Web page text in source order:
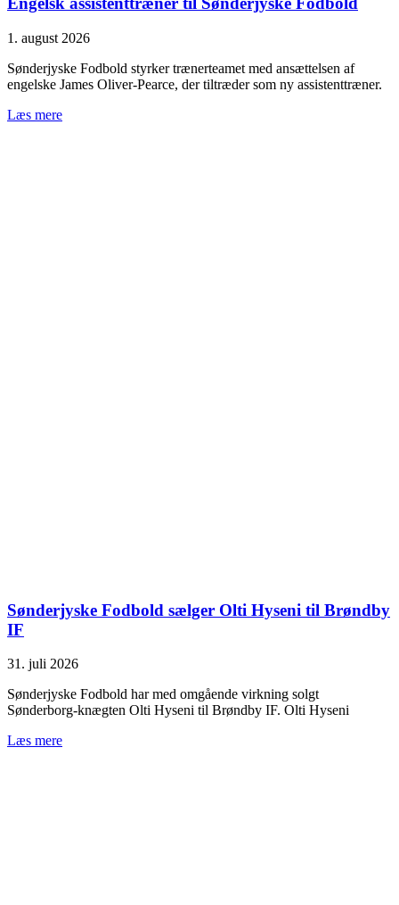
1. august 2026
Sønderjyske Fodbold styrker trænerteamet med ansættelsen af
engelske James Oliver-Pearce, der tiltræder som ny assistenttræner.
Læs mere
Sønderjyske Fodbold sælger Olti Hyseni til Brøndby
IF
31. juli 2026
Sønderjyske Fodbold har med omgående virkning solgt
Sønderborg-knægten Olti Hyseni til Brøndby IF. Olti Hyseni
Læs mere